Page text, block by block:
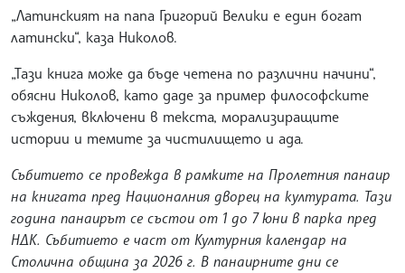
„Латинският на папа Григорий Велики е един богат
латински“, каза Николов.
„Тази книга може да бъде четена по различни начини“,
обясни Николов, като даде за пример философските
съждения, включени в текста, морализиращите
истории и темите за чистилището и ада.
Събитието се провежда в рамките на Пролетния панаир
на книгата пред Националния дворец на културата. Тази
година панаирът се състои от 1 до 7 юни в парка пред
НДК. Събитието е част от Културния календар на
Столична община за 2026 г. В панаирните дни се